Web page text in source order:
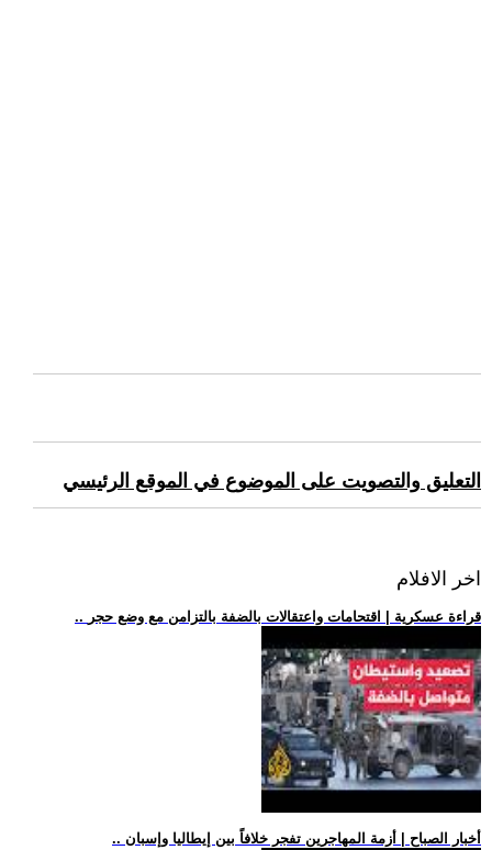
التعليق والتصويت على الموضوع في الموقع الرئيسي
اخر الافلام
.. قراءة عسكرية | اقتحامات واعتقالات بالضفة بالتزامن مع وضع حجر
.. أخبار الصباح | أزمة المهاجرين تفجر خلافاً بين إيطاليا وإسبان